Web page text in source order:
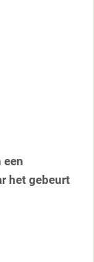
een
het gebeurt